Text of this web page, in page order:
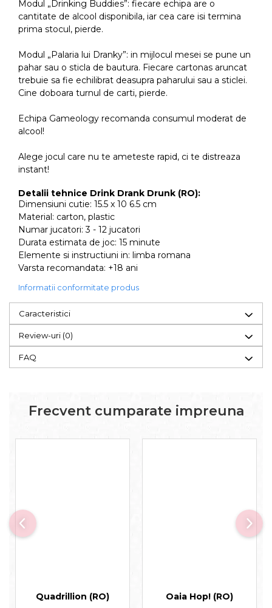
Modul „Drinking Buddies”: fiecare echipa are o
cantitate de alcool disponibila, iar cea care isi termina
prima stocul, pierde.
Modul „Palaria lui Dranky”: in mijlocul mesei se pune un
pahar sau o sticla de bautura. Fiecare cartonas aruncat
trebuie sa fie echilibrat deasupra paharului sau a sticlei.
Cine doboara turnul de carti, pierde.
Echipa Gameology recomanda consumul moderat de
alcool!
Alege jocul care nu te ameteste rapid, ci te distreaza
instant!
Detalii tehnice Drink Drank Drunk (RO):
Dimensiuni cutie: 15.5 x 10 6.5 cm
Material: carton, plastic
Numar jucatori: 3 - 12 jucatori
Durata estimata de joc: 15 minute
Elemente si instructiuni in: limba romana
Varsta recomandata: +18 ani
Informatii conformitate produs
Caracteristici
Review-uri (0)
FAQ
Frecvent cumparate impreuna
Quadrillion (RO) Oaia Hop! (RO)